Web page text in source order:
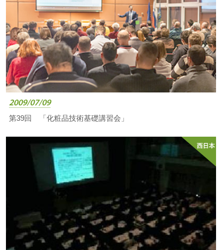
2009/07/09
第39回 「化粧品技術基礎講習会」